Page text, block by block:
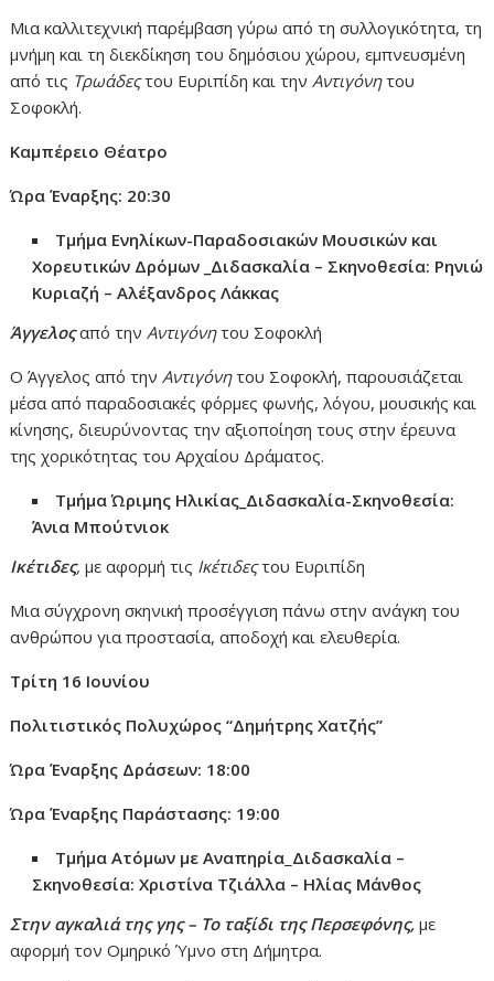
Μια καλλιτεχνική παρέμβαση γύρω από τη συλλογικότητα, τη
μνήμη και τη διεκδίκηση του δημόσιου χώρου, εμπνευσμένη
από τις Τρωάδεςτου Ευριπίδη και την Αντιγόνητου
Σοφοκλή.
Καμπέρειο Θέατρο
Ώρα Έναρξης: 20:30
Τμήμα Ενηλίκων-Παραδοσιακών Μουσικών και
Χορευτικών Δρόμων _Διδασκαλία – Σκηνοθεσία: Ρηνιώ
Κυριαζή – Αλέξανδρος Λάκκας
Άγγελοςαπό την Αντιγόνητου Σοφοκλή
Ο Άγγελος από την Αντιγόνητου Σοφοκλή, παρουσιάζεται
μέσα από παραδοσιακές φόρμες φωνής, λόγου, μουσικής και
κίνησης, διευρύνοντας την αξιοποίηση τους στην έρευνα
της χορικότητας του Αρχαίου Δράματος.
Τμήμα Ώριμης Ηλικίας _Διδασκαλία-Σκηνοθεσία:
Άνια Μπούτνιοκ
Ικέτιδες,με αφορμή τις Ικέτιδεςτου Ευριπίδη
Μια σύγχρονη σκηνική προσέγγιση πάνω στην ανάγκη του
ανθρώπου για προστασία, αποδοχή και ελευθερία.
Τρίτη 16 Ιουνίου
Πολιτιστικός Πολυχώρος “Δημήτρης Χατζής”
Ώρα Έναρξης Δράσεων: 18:00
Ώρα Έναρξης Παράστασης: 19:00
Τμήμα Ατόμων με Αναπηρία Διδασκαλία –
Σκηνοθεσία: Χριστίνα Τζιάλλα – Ηλίας Μάνθος
Στην αγκαλιά της γης – Το ταξίδι της Περσεφόνης,με
αφορμή τον Ομηρικό Ύμνο στη Δήμητρα.